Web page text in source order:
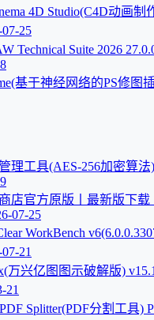
4D Studio(C4D动画制
07-25
Technical Suite 2026
基于神经网络的PS修图
理工具(AES-256加密算
店官方原版丨最新版下载
07-25
WorkBench
21
万兴亿图图示破解版)
21
Splitter(PDF分割工具)